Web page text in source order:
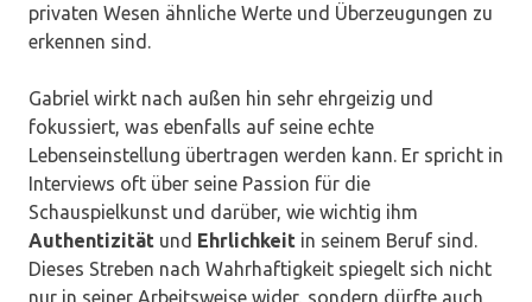
privaten Wesen ähnliche Werte und Überzeugungen zu
erkennen sind.
Gabriel wirkt nach außen hin sehr ehrgeizig und
fokussiert, was ebenfalls auf seine echte
Lebenseinstellung übertragen werden kann. Er spricht in
Interviews oft über seine Passion für die
Schauspielkunst und darüber, wie wichtig ihm
Authentizität und Ehrlichkeit in seinem Beruf sind.
Dieses Streben nach Wahrhaftigkeit spiegelt sich nicht
nur in seiner Arbeitsweise wider, sondern dürfte auch